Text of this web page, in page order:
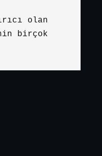
olan
birçok